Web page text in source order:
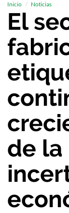
Inicio Noticias
El
de la